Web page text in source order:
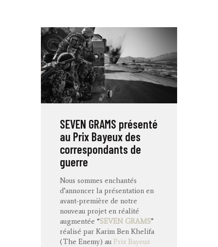
SEVEN GRAMS présenté
au Prix Bayeux des
correspondants de
guerre
Nous sommes enchantés
d’annoncer la présentation en
avant-première de notre
nouveau projet en réalité
augmentée “SEVEN GRAMS”
réalisé par Karim Ben Khelifa
(The Enemy) au Prix Bayeux